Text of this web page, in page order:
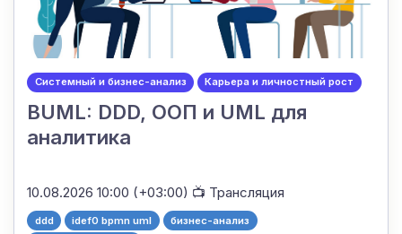
Системный и бизнес-анализ Карьера и личностный рост
BUML: DDD, ООП и UML для
аналитика
10.08.2026 10:00 (+03:00) 📺 Трансляция
ddd idef0 bpmn uml
бизнес-анализ